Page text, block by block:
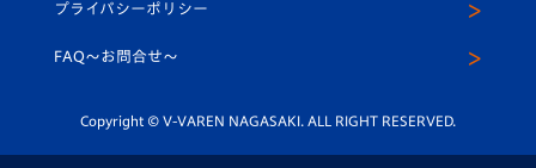
平和祈念活動
ホームタウン活動
スクール
公式LINE＠
プライバシーポリシー
FAQ〜お問合せ〜
Copyright © V-VAREN NAGASAKI. ALL RIGHT RESERVED.